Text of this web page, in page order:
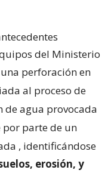
del Ministerio
perforación en
al proceso de
de agua provocada
por parte de un
, identificándose
erosión, y